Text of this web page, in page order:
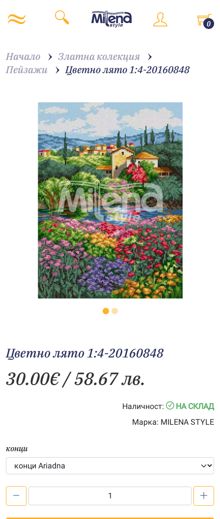
0
Начало
Златна колекция
Пейзажи
Цветно лято 1:4-20160848
Цветно лято 1:4-20160848
30.00€/ 58.67 лв.
Наличност:
НА СКЛАД
Марка: MILENA STYLE
конци